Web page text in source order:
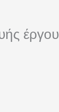
έργου